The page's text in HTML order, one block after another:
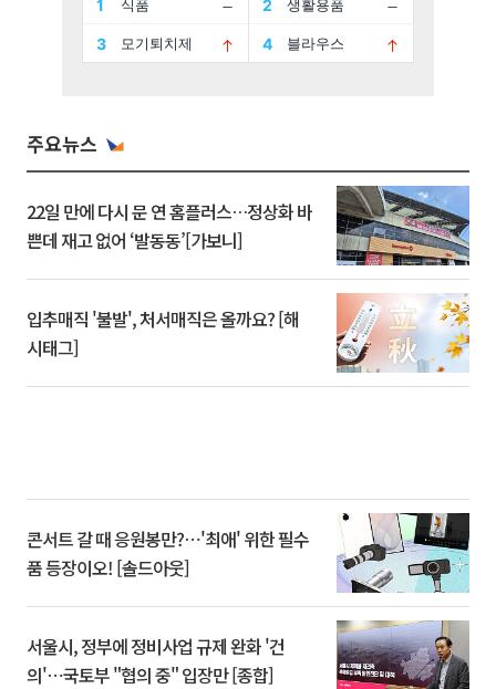
주요뉴스
22일 만에 다시 문 연 홈플러스…정상화 바
쁜데 재고 없어 ‘발동동’[가보니]
입추매직 '불발', 처서매직은 올까요? [해
시태그]
콘서트 갈 때 응원봉만?⋯'최애' 위한 필수
품 등장이오! [솔드아웃]
서울시, 정부에 정비사업 규제 완화 '건
의'⋯국토부 "협의 중" 입장만 [종합]